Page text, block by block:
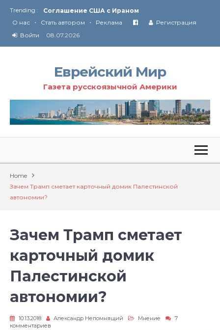
Trending :
Соглашение США с Ираном
Технология Революции в Иране
О нас • Стать автором • Реклама
Регистрация
Войти
08.07.2026
Еврейский Мир
Газета русскоязычной Америки
Home
Зачем Трамп сметает карточный домик Палестинской
автономии?
Зачем Трамп сметает
карточный домик
Палестинской
автономии?
10.13.2018 Александр Непомнящий Мнение
7
комментариев